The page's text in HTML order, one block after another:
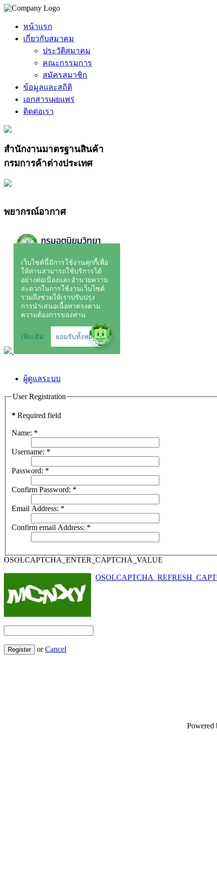
หน้าแรก
เกี่ยวกับสมาคม
ประวัติสมาคม
คณะกรรมการ
สมัครสมาชิก
ข้อมูลและสถิติ
เอกสารเผยแพร่
ติดต่อเรา
สำนักงานมาตรฐานสินค้า
กรมการค้าต่างประเทศ
พยากรณ์อากาศ
ผู้ดูแลระบบ
User Registration
* Required field
Name: *
Username: *
Password: *
Confirm Password: *
Email Address: *
Confirm email Address: *
OSOLCAPTCHA_ENTER_CAPTCHA_VALUE
Register orCancel
Powered